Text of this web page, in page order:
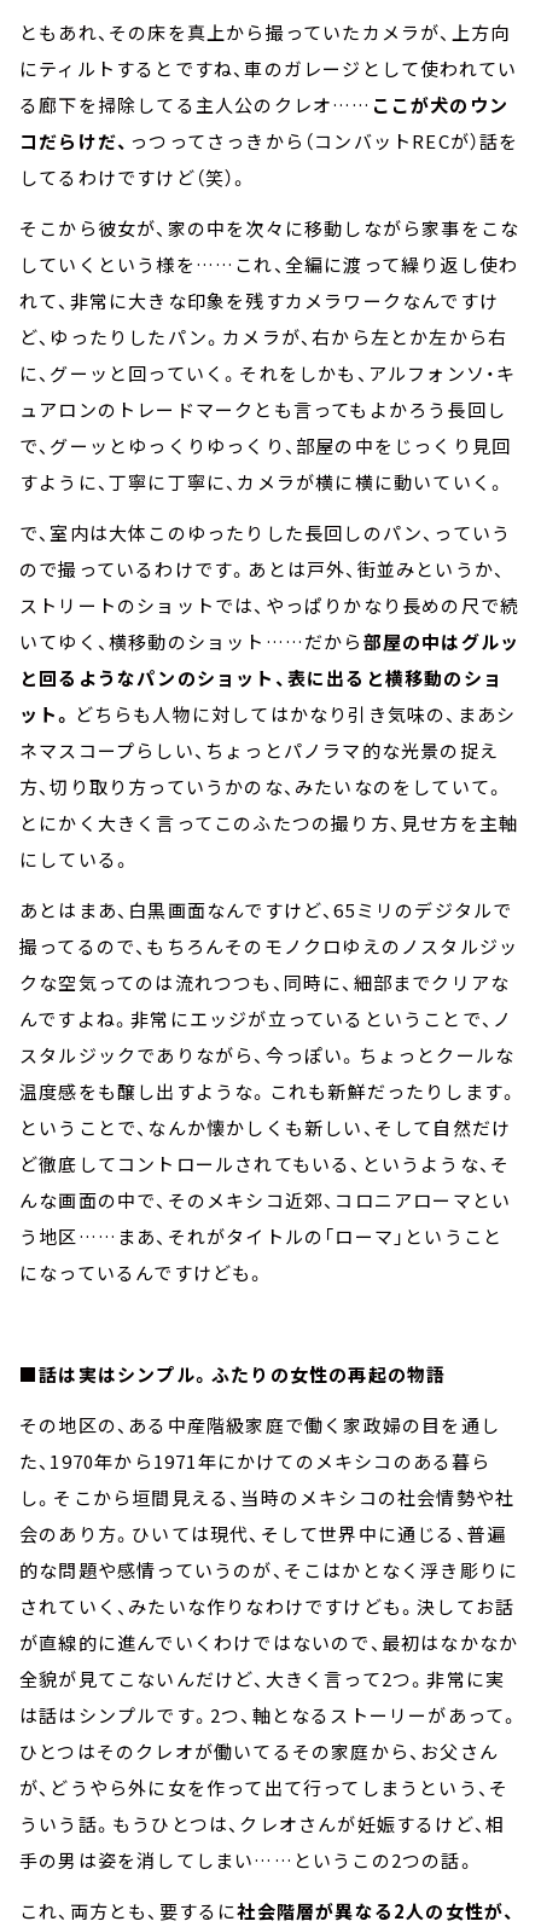
ともあれ、その床を真上から撮っていたカメラが、上方向
にティルトするとですね、車のガレージとして使われてい
る廊下を掃除してる主人公のクレオ…… ここが犬のウン
コだらけだ、 っつってさっきから（コンバットRECが）話を
してるわけですけど（笑）。
そこから彼女が、家の中を次々に移動しながら家事をこな
していくという様を……これ、全編に渡って繰り返し使わ
れて、非常に大きな印象を残すカメラワークなんですけ
ど、ゆったりしたパン。カメラが、右から左とか左から右
に、グーッと回っていく。それをしかも、アルフォンソ・キ
ュアロンのトレードマークとも言ってもよかろう長回し
で、グーッとゆっくりゆっくり、部屋の中をじっくり見回
すように、丁寧に丁寧に、カメラが横に横に動いていく。
で、室内は大体このゆったりした長回しのパン、っていう
ので撮っているわけです。あとは戸外、街並みというか、
ストリートのショットでは、やっぱりかなり長めの尺で続
いてゆく、横移動のショット……だから部屋の中はグルッ
と回るようなパンのショット、表に出ると横移動のショ
ット。 どちらも人物に対してはかなり引き気味の、まあシ
ネマスコープらしい、ちょっとパノラマ的な光景の捉え
方、切り取り方っていうかのな、みたいなのをしていて。
とにかく大きく言ってこのふたつの撮り方、見せ方を主軸
にしている。
あとはまあ、白黒画面なんですけど、65ミリのデジタルで
撮ってるので、もちろんそのモノクロゆえのノスタルジッ
クな空気ってのは流れつつも、同時に、細部までクリアな
んですよね。非常にエッジが立っているということで、ノ
スタルジックでありながら、今っぽい。ちょっとクールな
温度感をも醸し出すような。これも新鮮だったりします。
ということで、なんか懐かしくも新しい、そして自然だけ
ど徹底してコントロールされてもいる、というような、そ
んな画面の中で、そのメキシコ近郊、コロニアローマとい
う地区……まあ、それがタイトルの「ローマ」ということ
になっているんですけども。
■話は実はシンプル。ふたりの女性の再起の物語
その地区の、ある中産階級家庭で働く家政婦の目を通し
た、1970年から1971年にかけてのメキシコのある暮ら
し。そこから垣間見える、当時のメキシコの社会情勢や社
会のあり方。ひいては現代、そして世界中に通じる、普遍
的な問題や感情っていうのが、そこはかとなく浮き彫りに
されていく、みたいな作りなわけですけども。決してお話
が直線的に進んでいくわけではないので、最初はなかなか
全貌が見てこないんだけど、大きく言って2つ。非常に実
は話はシンプルです。2つ、軸となるストーリーがあって。
ひとつはそのクレオが働いてるその家庭から、お父さん
が、どうやら外に女を作って出て行ってしまうという、そ
ういう話。もうひとつは、クレオさんが妊娠するけど、相
手の男は姿を消してしまい……というこの2つの話。
これ、両方とも、要するに社会階層が異なる2人の女性が、